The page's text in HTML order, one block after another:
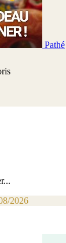
Pathé
2026